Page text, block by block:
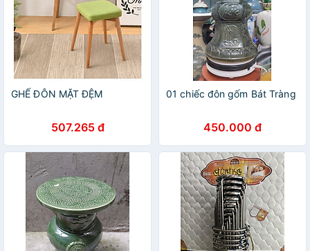
GHẾ ĐÔN MẶT ĐỆM
507.265 đ
01 chiếc đôn gốm Bát Tràng
450.000 đ